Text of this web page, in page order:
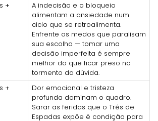
+
A indecisão e o bloqueio
alimentam a ansiedade num
ciclo que se retroalimenta.
Enfrente os medos que paralisam
sua escolha — tomar uma
decisão imperfeita é sempre
melhor do que ficar preso no
tormento da dúvida.
+
Dor emocional e tristeza
profunda dominam o quadro.
Sarar as feridas que o Três de
Espadas expõe é condição para